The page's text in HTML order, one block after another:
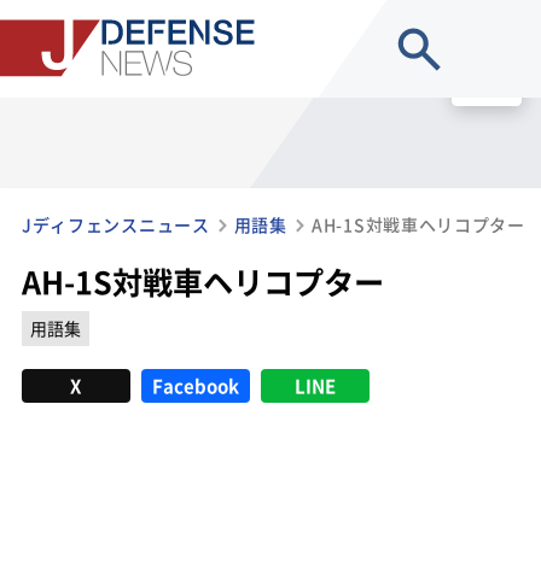
Jディフェンスニュース 用語集 AH-1S対戦車ヘリコプター
AH-1S対戦車ヘリコプター
用語集
X Facebook LINE